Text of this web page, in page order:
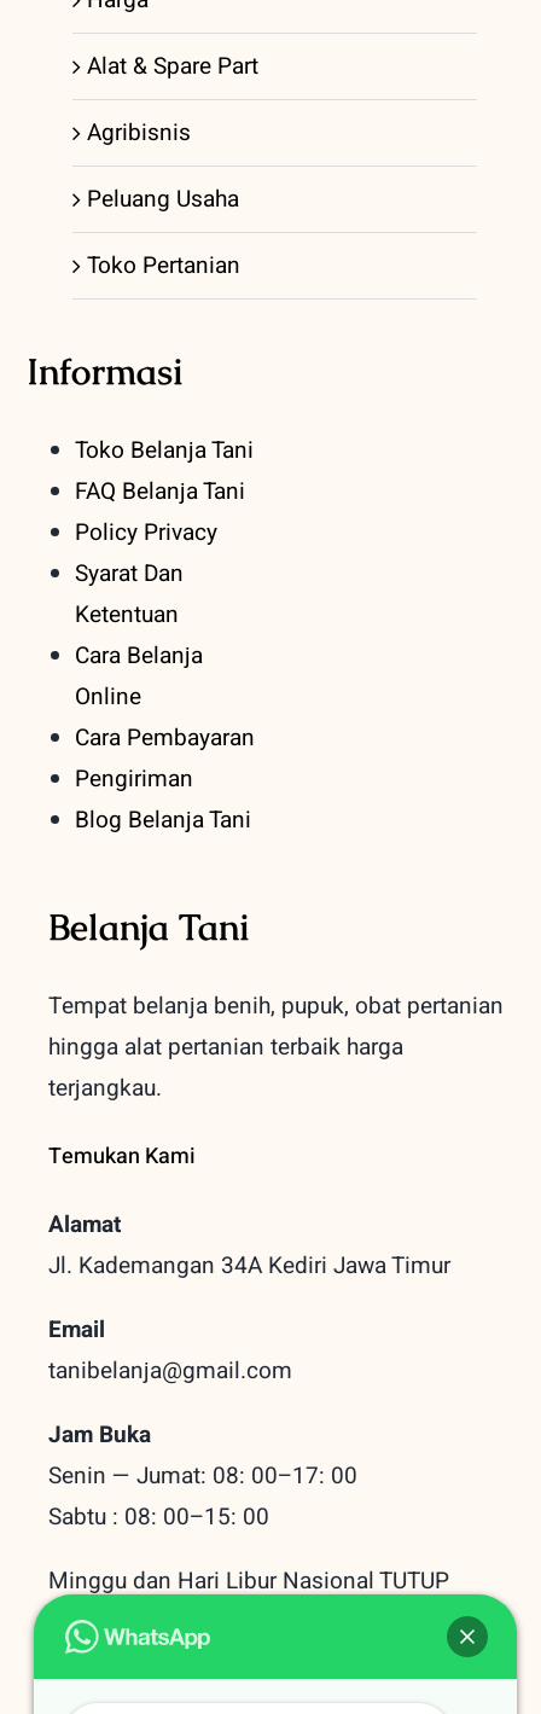
Alat & Spare Part
Agribisnis
Peluang Usaha
Toko Pertanian
Informasi
Toko Belanja Tani
FAQ Belanja Tani
Policy Privacy
Syarat Dan
Ketentuan
Cara Belanja
Online
Cara Pembayaran
Pengiriman
Blog Belanja Tani
Belanja Tani
Tempat belanja benih, pupuk, obat pertanian
hingga alat pertanian terbaikharga
terjangkau.
Temukan Kami
Alamat
Jl. Kademangan 34A Kediri Jawa Timur
Email
tanibelanja@gmail.com
Jam Buka
Senin — Jumat: 08: 00–17: 00
Sabtu : 08: 00–15: 00
Minggu dan Hari Libur Nasional TUTUP
Baru Dilihat